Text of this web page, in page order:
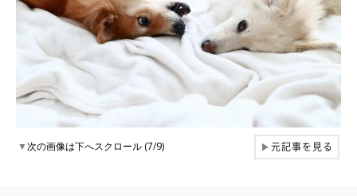
▼次の画像は下へスクロール (7/9) ▶元記事を見る